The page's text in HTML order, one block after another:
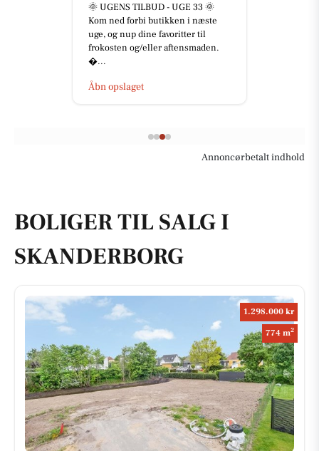
🌞 UGENS TILBUD - UGE 33 🌞
Kom ned forbi butikken i næste
uge, og nup dine favoritter til
frokosten og/eller aftensmaden.
...
Åbn opslaget
Annoncørbetalt indhold
BOLIGER TIL SALG I
SKANDERBORG
1.298.000 kr
774 m2